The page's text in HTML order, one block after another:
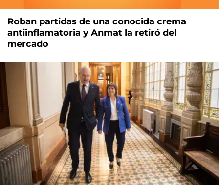
Roban partidas de una conocida crema
antiinflamatoria y Anmat la retiró del
mercado